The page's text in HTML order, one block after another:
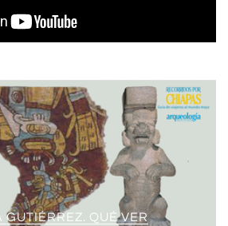
GUTIÉRREZ. QUÉ VER